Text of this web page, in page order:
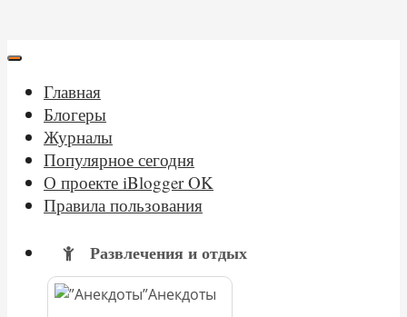
Главная
Блогеры
Журналы
Популярное сегодня
О проекте iBlogger OK
Правила пользования
Развлечения и отдых
Анекдоты